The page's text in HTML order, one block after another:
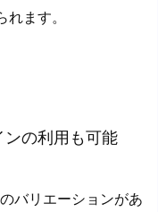
ます。
の利用も可能
バリエーションがあ